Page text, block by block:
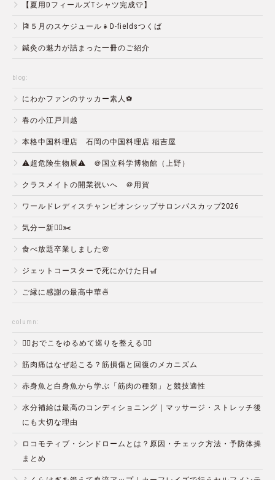
【夏用DフィールズTシャツ完成👕】
🎏５月のスケジュール👧D-fieldsつくば
鍼灸の魅力が詰まった一冊のご紹介
blog:
にわかファンのサッカー素人⚽️
春の小江戸川越
本格中国料理店 石岡の中国料理店 稲吉屋
⚠️超危険生物展⚠️ ＠国立科学博物館（上野）
クラスメイトの開業祝いへ ＠用賀
ワールドレディスチャンピオンシップサロンパスカップ2026
気分一新💇‍♂️✂️
食べ放題卒業しました🌸
ジェットコースターで死にかけた日🎢
ご縁に感謝の最高中華🍜
column:
💆‍♀️おでこをゆるめて巡りを整える💆‍♂️
筋肉痛はなぜ起こる？筋損傷と回復のメカニズム
赤身魚と白身魚から学ぶ「筋肉の種類」と競技適性
水分補給は最高のコンディショニング｜マッサージ・ストレッチ後
にも大切な理由
ロコモティブ・シンドロームとは？原因・チェック方法・予防体操
まとめ